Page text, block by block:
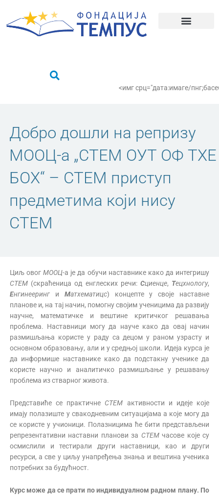
садржај
<имг срц="дата:имаге/
Добро дошли на репризу
МООЦ-а „СТЕМ ОУТ ОФ ТХЕ
БОX“ – СТЕМ приступ
предметима који нису
СТЕМ
Циљ овогМООЦ-а је да обучи наставнике како да интегришу
СТЕМ (скраћеница од енглеских речи: Сциенце, Тецхнологy,
Енгинееринг и Матхематицс) концепте у своје наставне
планове и, на тај начин, помогну својим ученицима да развију
научне, математичке и вештине критичког решавања
проблема. Наставници могу да науче како да овај начин
размишљања користе у раду са децом у раном узрасту и
основном образовању, али и у средњој школи. Идеја курса је
да информише наставнике како да подстакну ученике да
користе научно и аналитичко размишљање у решавању
проблема из стварног живота.
Представиће се практичне СТЕМ активности и идеје које
имају полазиште у свакодневним ситуацијама а које могу да
се користе у учионици. Полазницима ће бити представљени
репрезентативни наставни планови за СТЕМчасове које су
осмислили и тестирали други наставници, као и други
ресурси, а све у циљу унапређења знања и вештина ученика
потребних за будућност.
Курс може да се прати по индивидуалном радном плану. По